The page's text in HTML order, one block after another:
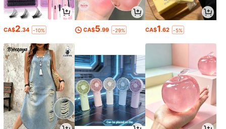
CA$2.34 -10% CA$5.99 -29% CA$1.62 -5%